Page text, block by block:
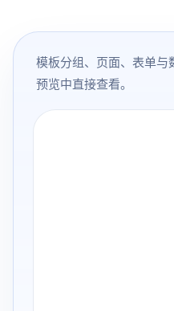
模板分组、页面、表单与
预览中直接查看。